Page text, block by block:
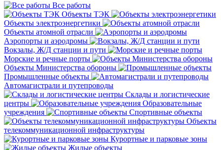
Все работы
Объекты ТЭК
Объекты электроэнергетики
Объекты атомной отрасли
Аэропорты и аэродромы
Вокзалы, Ж/Д станции и пути
Морские и речные порты
Объекты Министерства обороны
Промышленные объекты
Автомагистрали и путепроводы
Склады и логистические
центры
Образовательные
учреждения
Спортивные объекты
Объекты
телекоммуникационной инфраструктуры
Курортные и парковые зоны
Жилые объекты